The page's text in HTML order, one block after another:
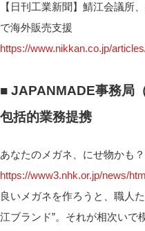
【日刊工業新聞】鯖江会議
で海外販売支援
https://www.nikkan.co.jp/
■ JAPANMADE事務局
包括的業務提携
あなたのメガネ、にせ物かも
https://www3.nhk.or.jp/news/
良いメガネを作ろうと、職人
江ブランド”。それが相次いで